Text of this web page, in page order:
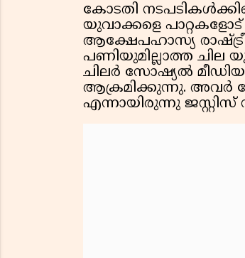
കോടതി
യുവാക്കളെ പാറ്റകളോട്
ആക്ഷേപഹാസ്യ
പണിയുമില്ലാത്ത ചില
ചിലർ സോഷ്യൽ
ആക്രമിക്കുന്നു. അവർ
എന്നായിരുന്നു ജസ്റ്റിസ്